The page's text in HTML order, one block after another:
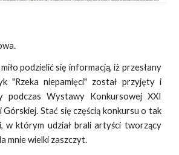
podzielić się informacją, iż przesłany
"Rzeka niepamięci" został przyjęty i
podczas Wystawy Konkursowej XXI
Stać się częścią konkursu o tak
w którym udział brali artyści tworzący
mnie wielki zaszczyt.